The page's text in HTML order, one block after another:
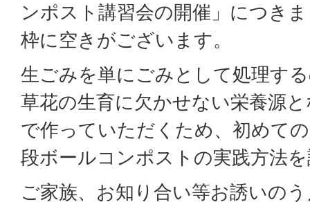
ンポスト講習会の開催」につき
枠に空きがございます。
生ごみを単にごみとして処理す
草花の生育に欠かせない栄養源
で作っていただくため、初めて
段ボールコンポストの実践方法
ご家族、お知り合い等お誘いの